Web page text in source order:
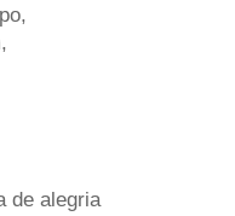
de alegria